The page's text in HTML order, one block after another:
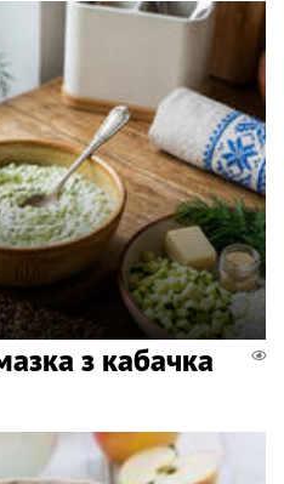
з кабачка